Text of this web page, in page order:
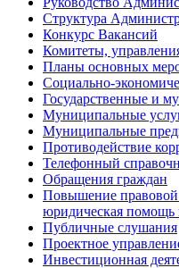
Структура
Конкурс Вакансий
Комитеты,
Планы основных
Социально-
Государственные и
Муниципальные
Муниципальные
Противодействие
Телефонный
Обращения граждан
Повышение правовой
юридическая помощь
Публичные слушания
Проектное
Инвестиционная